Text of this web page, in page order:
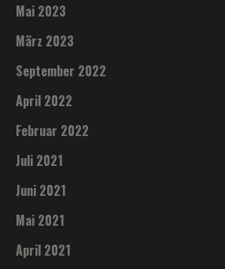
Mai 2023
März 2023
September 2022
April 2022
Februar 2022
Juli 2021
Juni 2021
Mai 2021
April 2021